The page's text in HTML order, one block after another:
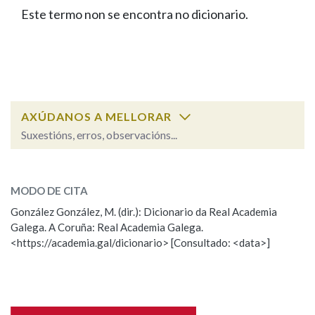
FIGURAS HOMENAXEADAS
PORTAL DAS PALABRAS
Facebook
TwitterYoutubeInstagram
Bluesky
BUSCAR NOS LEMAS
Remata por
BUSCAR NO CONTIDO
Nas definicións
Este termo non se encontra no dicionario.
AXÚDANOS A MELLORAR
Suxestións, erros, observacións...
Observación
Nome
MODO DE CITA
González González, M. (dir.): Dicionario da Real Academia
Galega. A Coruña: Real Academia Galega.
<https://academia.gal/dicionario> [Consultado: <data>]